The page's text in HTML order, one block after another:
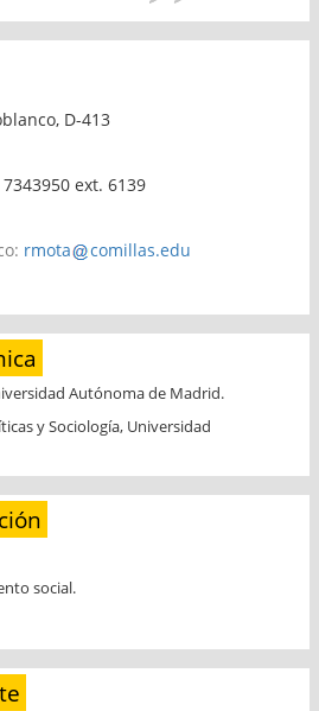
D-413
ext. 6139
rmota comillas.edu
Autónoma de Madrid.
y Sociología, Universidad
social.